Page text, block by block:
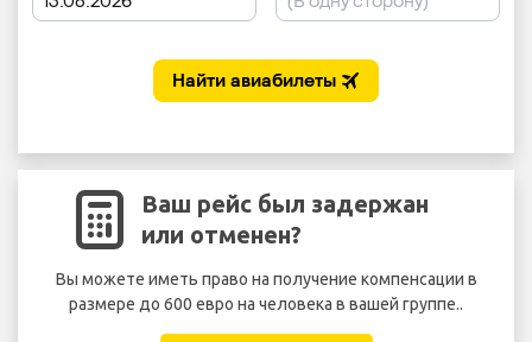
Ваш рейс был задержан
или отменен?
Вы можете иметь право на получение компенсации в
размере до 600 евро на человека в вашей группе..